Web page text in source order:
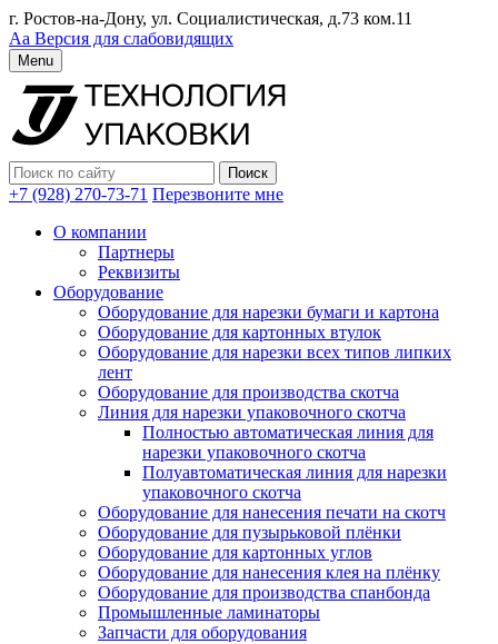
г. Ростов-на-Дону, ул. Социалистическая, д.73 ком.11
Аа Версия для слабовидящих
Menu
+7 (928) 270-73-71 Перезвоните мне
О компании
Партнеры
Реквизиты
Оборудование
Оборудование для нарезки бумаги и картона
Оборудование для картонных втулок
Оборудование для нарезки всех типов липких
лент
Оборудование для производства скотча
Линия для нарезки упаковочного скотча
Полностью автоматическая линия для
нарезки упаковочного скотча
Полуавтоматическая линия для нарезки
упаковочного скотча
Оборудование для нанесения печати на скотч
Оборудование для пузырьковой плёнки
Оборудование для картонных углов
Оборудование для нанесения клея на плёнку
Оборудование для производства спанбонда
Промышленные ламинаторы
Запчасти для оборудования